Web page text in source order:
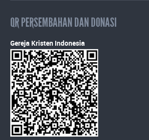
QR PERSEMBAHAN DAN DONASI
Gereja Kristen Indonesia